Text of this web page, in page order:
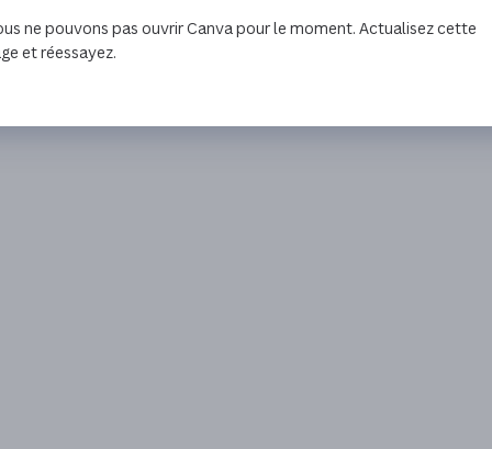
ne pouvons pas ouvrir Canva pour le moment. Actualisez cette
et réessayez.